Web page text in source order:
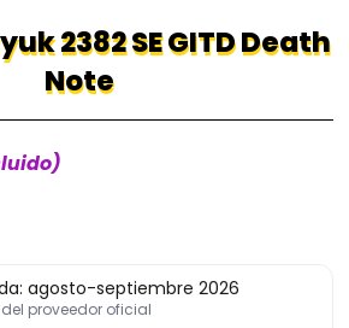
2382 SE GITD Death
Note
agosto-septiembre 2026
proveedor oficial